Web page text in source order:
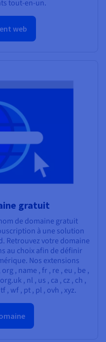
tout-en-un.
web
gratuit
de domaine gratuit
à une solution
Retrouvez votre domaine
au choix afin de définir
Nos extensions
, name , fr , re , eu , be ,
, nl , us , ca , cz , ch ,
, wf , pt , pl , ovh , xyz.